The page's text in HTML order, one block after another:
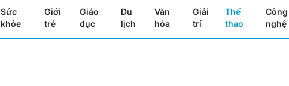
Sức
khỏe
Giới
trẻ
Giáo
dục
Du
lịch
Văn
hóa
Giải
trí
Thể
thao
Công
nghệ